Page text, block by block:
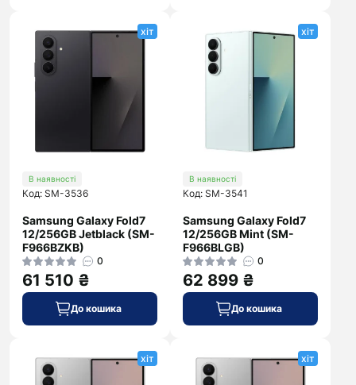
хіт
В наявності
Код: SM-3536
Samsung Galaxy Fold7
12/256GB Jetblack (SM-
F966BZKB)
0
61 510 ₴
До кошика
хіт
В наявності
Код: SM-3541
Samsung Galaxy Fold7
12/256GB Mint (SM-
F966BLGB)
0
62 899 ₴
До кошика
хіт хіт